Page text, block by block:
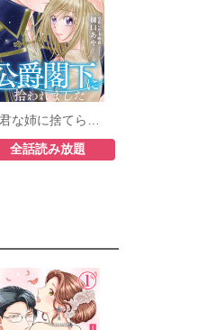
全話読み放題